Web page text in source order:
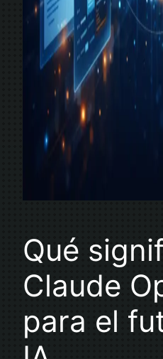
Qué
Claude
para el